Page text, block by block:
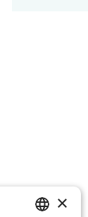
×